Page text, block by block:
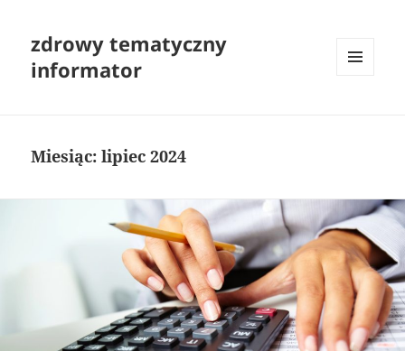
zdrowy tematyczny
informator
Miesiąc:lipiec 2024